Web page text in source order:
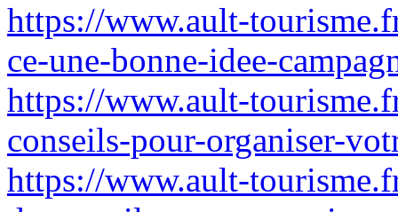
https://www.ault-
ce-une-bonne-idee-
https://www.ault-
conseils-pour-organiser-
https://www.ault-